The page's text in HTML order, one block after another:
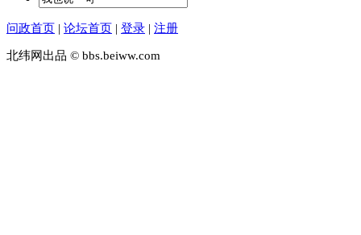
问政首页 | 论坛首页 | 登录 | 注册
北纬网出品 © bbs.beiww.com